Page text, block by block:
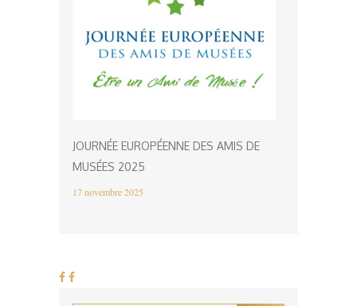
JOURNÉE EUROPÉENNE DES AMIS DE
MUSÉES 2025
17 novembre 2025